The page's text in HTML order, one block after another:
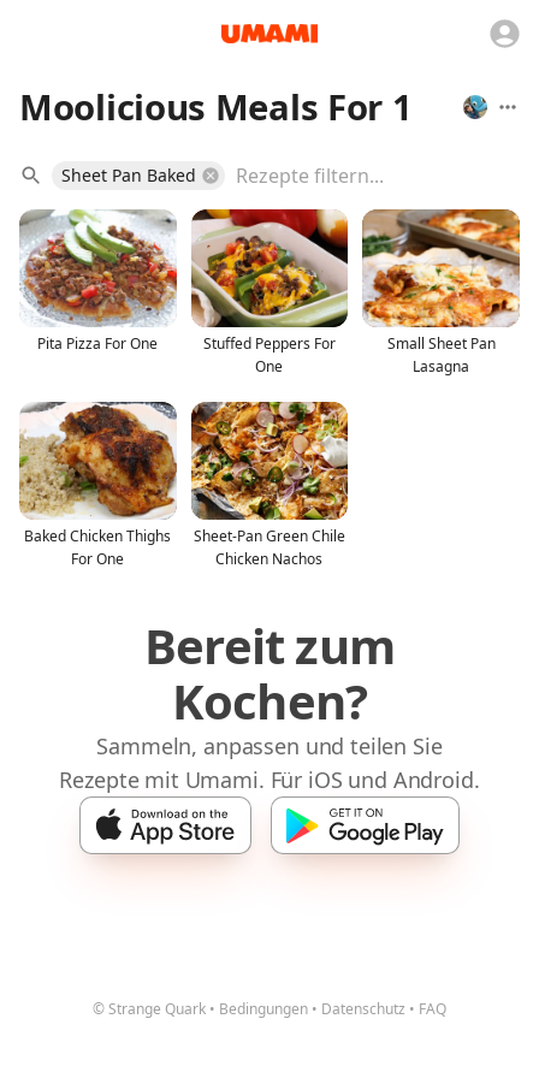
Moolicious Meals For 1
Sheet Pan Baked
Pita Pizza For One
Stuffed Peppers For
One
Small Sheet Pan
Lasagna
Baked Chicken Thighs
For One
Sheet-Pan Green Chile
Chicken Nachos
Bereit zum
Kochen?
Sammeln, anpassen und teilen Sie
Rezepte mit Umami. Für iOS und Android.
© Strange Quark • Bedingungen • Datenschutz • FAQ